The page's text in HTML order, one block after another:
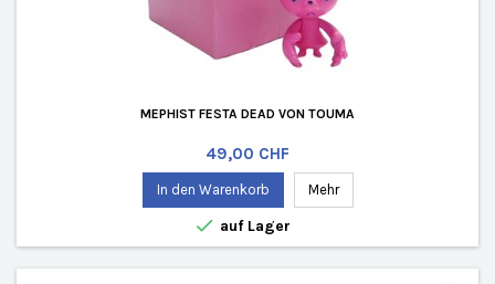
MEPHIST FESTA DEAD VON TOUMA
Preis
49,00 CHF
In den Warenkorb Mehr
 auf Lager